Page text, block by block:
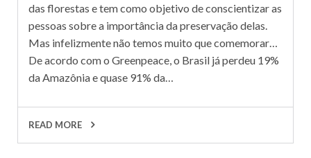
das florestas e tem como objetivo de conscientizar as
pessoas sobre a importância da preservação delas.
Mas infelizmente não temos muito que comemorar…
De acordo com o Greenpeace, o Brasil já perdeu 19%
da Amazônia e quase 91% da…
READ MORE